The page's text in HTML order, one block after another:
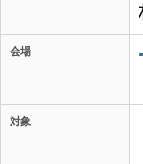
会場
対象